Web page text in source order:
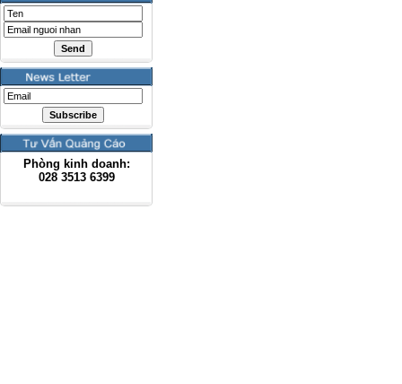
Phòng kinh doanh:
028 3513 6399